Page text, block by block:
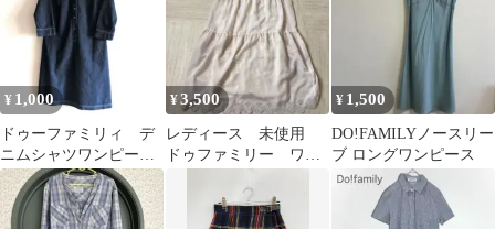
¥ 1,000
ドゥーファミリィ デ
ニムシャツワンピー
ス Sサイズ ひざ丈
DO!FAMILY
¥3,500
レディース 未使用
ドゥファミリー ワン
¥ 1,500
DO!FAMILYノースリー
ブ ロングワンピース